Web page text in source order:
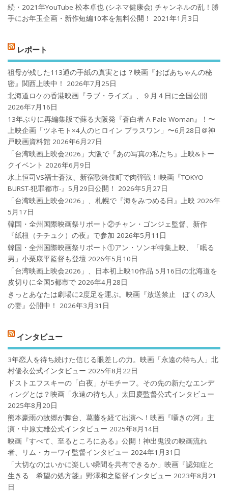
続・2021年YouTube 松本卓也 (シネマ健康会) チャンネルの乱！勝
手にお年玉企画・新作短編10本を無料公開！
2021年1月3日
レポート
祖母が残した113通の手紙の真実とは？映画『おばあちゃんの秘
密』関西上映中！
2026年7月25日
北海道ロケの香港映画『ラブ・ライズ』、９月４日に全国公開
2026年7月16日
13年ぶりに再編集版で蘇る大阪発『蒼白者 A Pale Woman』！〜
上映企画「ツネモト×4人のヒロイン プラスワン」〜6月28日＠神
戸映画資料館 2026年6月27日
「台湾映画上映会2026」大阪で『あの写真の私たち』上映&トー
クイベント 2026年6月9日
水上恒司VS福士蒼汰、新宿歌舞伎町で肉弾戦！!映画『TOKYO
BURST-犯罪都市-』5月29日公開！
2026年5月27日
「台湾映画上映会2026」、札幌で『海をみつめる日』上映 2026年
5月17日
韓国・全州国際映画祭リポート②チャン・ゴンジェ監督、新作
『紙杻（チチュク）の夜』で参加 2026年5月11日
韓国・全州国際映画祭リポート①アン・ソンギ特集上映、「眠る
男」小栗康平監督も登壇 2026年5月10日
「台湾映画上映会2026」、日本初上映10作品 5月16日の北海道を
皮切りに全国5都市で 2026年4月28日
きっとあなたは劇場に2度足を運ぶ。映画『放送禁止 ぼくの3人
の妻』公開中！
2026年3月31日
インタビュー
3年恋人を待ち続けた信じる眼差しの力。映画「永遠の待ち人」北
村優衣公式インタビュー 2025年8月22日
ドストエフスキーの「白夜」がモチーフ。その先の新たなエンデ
ィングとは？映画「永遠の待ち人」太田慶監督公式インタビュー
2025年8月20日
熊本豪雨の故郷が舞台、葛藤を経て出演へ！映画『囁きの河』主
演・中原丈雄公式インタビュー 2025年8月14日
映画『すべて、至るところにある』公開！神出鬼没の映画流れ
者、リム・カーワイ監督インタビュー 2024年1月31日
「大切なのはいかに楽しい瞬間を共有できるか」映画『認知症と
生きる 希望の処方箋』野澤和之監督インタビュー 2023年8月21
日